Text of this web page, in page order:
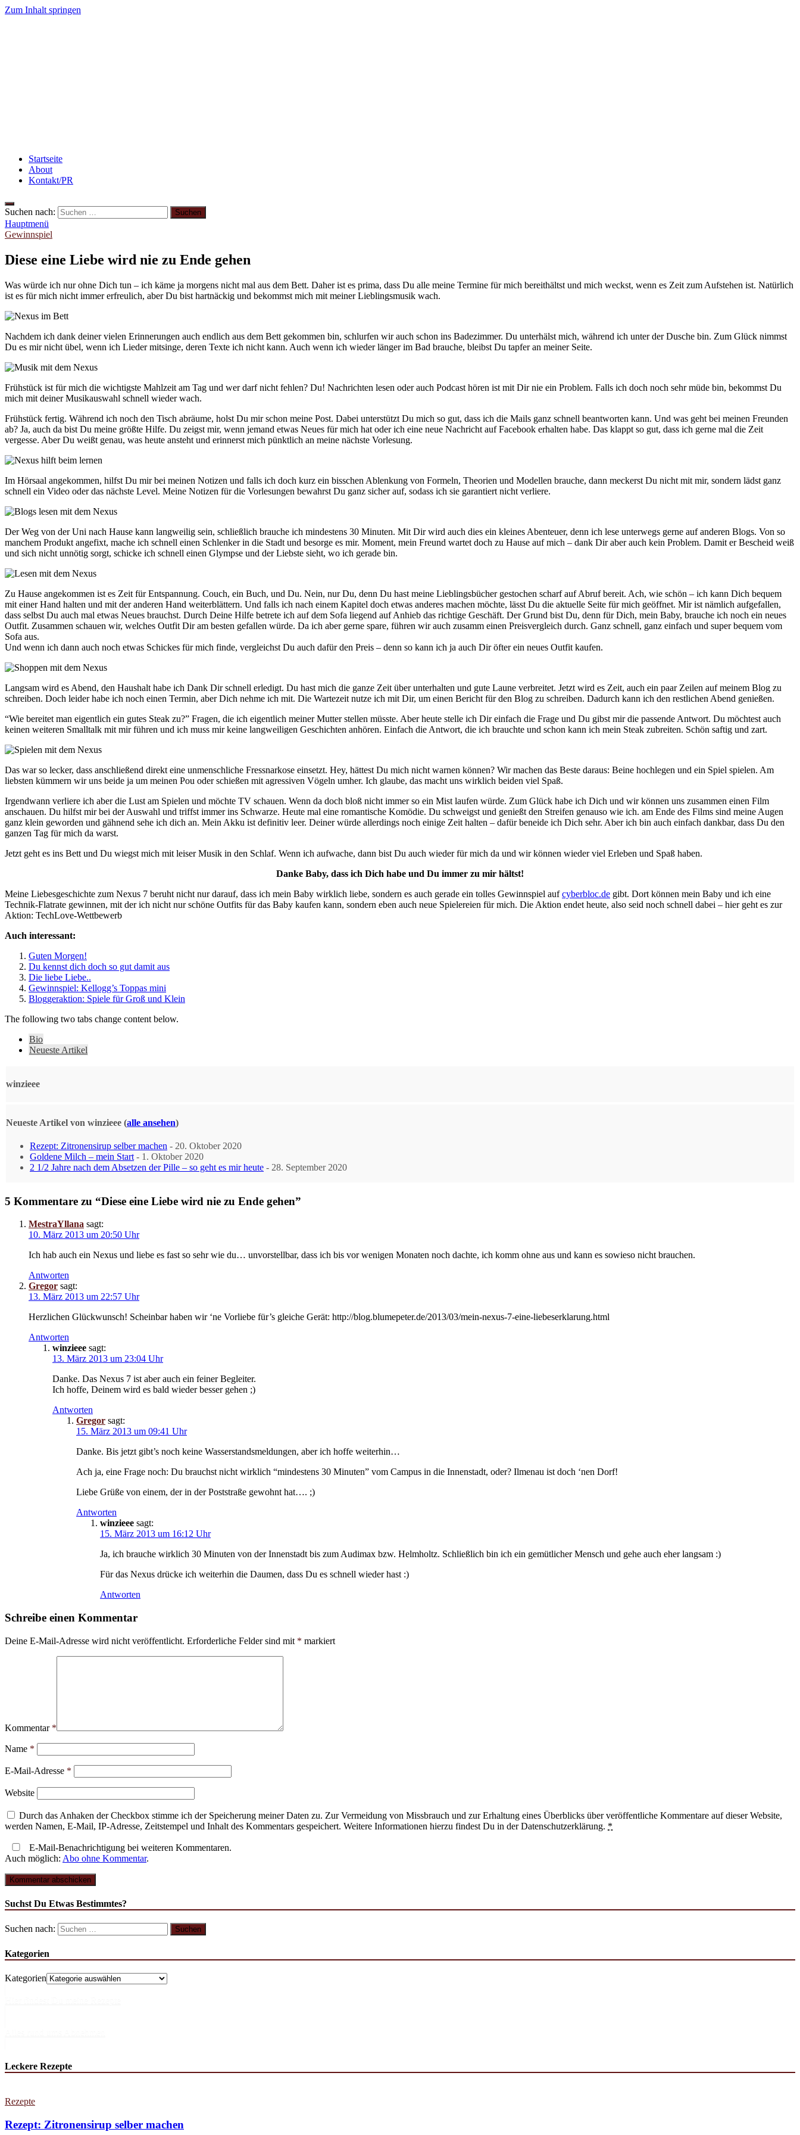
Zum Inhalt springen
Startseite
About
Kontakt/PR
Suchen nach:
Hauptmenü
Gewinnspiel
Diese eine Liebe wird nie zu Ende gehen
Was würde ich nur ohne Dich tun – ich käme ja morgens nicht mal aus dem Bett. Daher ist es prima, dass Du alle meine Termine für mich bereithältst und mich weckst, wenn es Zeit zum Aufstehen ist. Natürlich
ist es für mich nicht immer erfreulich, aber Du bist hartnäckig und bekommst mich mit meiner Lieblingsmusik wach.
Nachdem ich dank deiner vielen Erinnerungen auch endlich aus dem Bett gekommen bin, schlurfen wir auch schon ins Badezimmer. Du unterhälst mich, während ich unter der Dusche bin. Zum Glück nimmst
Du es mir nicht übel, wenn ich Lieder mitsinge, deren Texte ich nicht kann. Auch wenn ich wieder länger im Bad brauche, bleibst Du tapfer an meiner Seite.
Frühstück ist für mich die wichtigste Mahlzeit am Tag und wer darf nicht fehlen? Du! Nachrichten lesen oder auch Podcast hören ist mit Dir nie ein Problem. Falls ich doch noch sehr müde bin, bekommst Du
mich mit deiner Musikauswahl schnell wieder wach.
Frühstück fertig. Während ich noch den Tisch abräume, holst Du mir schon meine Post. Dabei unterstützt Du mich so gut, dass ich die Mails ganz schnell beantworten kann. Und was geht bei meinen Freunden
ab? Ja, auch da bist Du meine größte Hilfe. Du zeigst mir, wenn jemand etwas Neues für mich hat oder ich eine neue Nachricht auf Facebook erhalten habe. Das klappt so gut, dass ich gerne mal die Zeit
vergesse. Aber Du weißt genau, was heute ansteht und erinnerst mich pünktlich an meine nächste Vorlesung.
Im Hörsaal angekommen, hilfst Du mir bei meinen Notizen und falls ich doch kurz ein bisschen Ablenkung von Formeln, Theorien und Modellen brauche, dann meckerst Du nicht mit mir, sondern lädst ganz
schnell ein Video oder das nächste Level. Meine Notizen für die Vorlesungen bewahrst Du ganz sicher auf, sodass ich sie garantiert nicht verliere.
Der Weg von der Uni nach Hause kann langweilig sein, schließlich brauche ich mindestens 30 Minuten. Mit Dir wird auch dies ein kleines Abenteuer, denn ich lese unterwegs gerne auf anderen Blogs. Von so
manchem Produkt angefixt, mache ich schnell einen Schlenker in die Stadt und besorge es mir. Moment, mein Freund wartet doch zu Hause auf mich – dank Dir aber auch kein Problem. Damit er Bescheid weiß
und sich nicht unnötig sorgt, schicke ich schnell einen Glympse und der Liebste sieht, wo ich gerade bin.
Zu Hause angekommen ist es Zeit für Entspannung. Couch, ein Buch, und Du. Nein, nur Du, denn Du hast meine Lieblingsbücher gestochen scharf auf Abruf bereit. Ach, wie schön – ich kann Dich bequem
mit einer Hand halten und mit der anderen Hand weiterblättern. Und falls ich nach einem Kapitel doch etwas anderes machen möchte, lässt Du die aktuelle Seite für mich geöffnet. Mir ist nämlich aufgefallen,
dass selbst Du auch mal etwas Neues brauchst. Durch Deine Hilfe betrete ich auf dem Sofa liegend auf Anhieb das richtige Geschäft. Der Grund bist Du, denn für Dich, mein Baby, brauche ich noch ein neues
Outfit. Zusammen schauen wir, welches Outfit Dir am besten gefallen würde. Da ich aber gerne spare, führen wir auch zusamm einen Preisvergleich durch. Ganz schnell, ganz einfach und super bequem vom
Sofa aus.
Und wenn ich dann auch noch etwas Schickes für mich finde, vergleichst Du auch dafür den Preis – denn so kann ich ja auch Dir öfter ein neues Outfit kaufen.
Langsam wird es Abend, den Haushalt habe ich Dank Dir schnell erledigt. Du hast mich die ganze Zeit über unterhalten und gute Laune verbreitet. Jetzt wird es Zeit, auch ein paar Zeilen auf meinem Blog zu
schreiben. Doch leider habe ich noch einen Termin, aber Dich nehme ich mit. Die Wartezeit nutze ich mit Dir, um einen Bericht für den Blog zu schreiben. Dadurch kann ich den restlichen Abend genießen.
“Wie bereitet man eigentlich ein gutes Steak zu?” Fragen, die ich eigentlich meiner Mutter stellen müsste. Aber heute stelle ich Dir einfach die Frage und Du gibst mir die passende Antwort. Du möchtest auch
keinen weiteren Smalltalk mit mir führen und ich muss mir keine langweiligen Geschichten anhören. Einfach die Antwort, die ich brauchte und schon kann ich mein Steak zubreiten. Schön saftig und zart.
Das war so lecker, dass anschließend direkt eine unmenschliche Fressnarkose einsetzt. Hey, hättest Du mich nicht warnen können? Wir machen das Beste daraus: Beine hochlegen und ein Spiel spielen. Am
liebsten kümmern wir uns beide ja um meinen Pou oder schießen mit agressiven Vögeln umher. Ich glaube, das macht uns wirklich beiden viel Spaß.
Irgendwann verliere ich aber die Lust am Spielen und möchte TV schauen. Wenn da doch bloß nicht immer so ein Mist laufen würde. Zum Glück habe ich Dich und wir können uns zusammen einen Film
anschauen. Du hilfst mir bei der Auswahl und triffst immer ins Schwarze. Heute mal eine romantische Komödie. Du schweigst und genießt den Streifen genauso wie ich. am Ende des Films sind meine Augen
ganz klein geworden und gähnend sehe ich dich an. Mein Akku ist definitiv leer. Deiner würde allerdings noch einige Zeit halten – dafür beneide ich Dich sehr. Aber ich bin auch einfach dankbar, dass Du den
ganzen Tag für mich da warst.
Jetzt geht es ins Bett und Du wiegst mich mit leiser Musik in den Schlaf. Wenn ich aufwache, dann bist Du auch wieder für mich da und wir können wieder viel Erleben und Spaß haben.
Danke Baby, dass ich Dich habe und Du immer zu mir hältst!
Meine Liebesgeschichte zum Nexus 7 beruht nicht nur darauf, dass ich mein Baby wirklich liebe, sondern es auch gerade ein tolles Gewinnspiel aufcyberbloc.de gibt. Dort können mein Baby und ich eine
Technik-Flatrate gewinnen, mit der ich nicht nur schöne Outfits für das Baby kaufen kann, sondern eben auch neue Spielereien für mich. Die Aktion endet heute, also seid noch schnell dabei – hier geht es zur
Aktion: TechLove-Wettbewerb
Auch interessant:
Guten Morgen!
Du kennst dich doch so gut damit aus
Die liebe Liebe..
Gewinnspiel: Kellogg’s Toppas mini
Bloggeraktion: Spiele für Groß und Klein
The following two tabs change content below.
Bio
Neueste Artikel
winzieee
Neueste Artikel von winzieee (alle ansehen)
Rezept: Zitronensirup selber machen - 20. Oktober 2020
Goldene Milch – mein Start - 1. Oktober 2020
2 1/2 Jahre nach dem Absetzen der Pille – so geht es mir heute - 28. September 2020
5 Kommentare zu “Diese eine Liebe wird nie zu Ende gehen”
MestraYllana sagt:
10. März 2013 um 20:50 Uhr
Ich hab auch ein Nexus und liebe es fast so sehr wie du… unvorstellbar, dass ich bis vor wenigen Monaten noch dachte, ich komm ohne aus und kann es sowieso nicht brauchen.
Antworten
Gregor sagt:
13. März 2013 um 22:57 Uhr
Herzlichen Glückwunsch! Scheinbar haben wir ‘ne Vorliebe für’s gleiche Gerät: http://blog.blumepeter.de/2013/03/mein-nexus-7-eine-liebeserklarung.html
Antworten
winzieee sagt:
13. März 2013 um 23:04 Uhr
Danke. Das Nexus 7 ist aber auch ein feiner Begleiter.
Ich hoffe, Deinem wird es bald wieder besser gehen ;)
Antworten
Gregor sagt:
15. März 2013 um 09:41 Uhr
Danke. Bis jetzt gibt’s noch keine Wasserstandsmeldungen, aber ich hoffe weiterhin…
Ach ja, eine Frage noch: Du brauchst nicht wirklich “mindestens 30 Minuten” vom Campus in die Innenstadt, oder? Ilmenau ist doch ‘nen Dorf!
Liebe Grüße von einem, der in der Poststraße gewohnt hat…. ;)
Antworten
winzieee sagt:
15. März 2013 um 16:12 Uhr
Ja, ich brauche wirklich 30 Minuten von der Innenstadt bis zum Audimax bzw. Helmholtz. Schließlich bin ich ein gemütlicher Mensch und gehe auch eher langsam :)
Für das Nexus drücke ich weiterhin die Daumen, dass Du es schnell wieder hast :)
Antworten
Schreibe einen Kommentar
Deine E-Mail-Adresse wird nicht veröffentlicht. Erforderliche Felder sind mit * markiert
Kommentar *
Name *
E-Mail-Adresse *
Website
Durch das Anhaken der Checkbox stimme ich der Speicherung meiner Daten zu. Zur Vermeidung von Missbrauch und zur Erhaltung eines Überblicks über veröffentliche Kommentare auf dieser Website,
werden Namen, E-Mail, IP-Adresse, Zeitstempel und Inhalt des Kommentars gespeichert. Weitere Informationen hierzu findest Du in der Datenschutzerklärung. *
E-Mail-Benachrichtigung bei weiteren Kommentaren.
Auch möglich: Abo ohne Kommentar.
Suchst Du Etwas Bestimmtes?
Suchen nach:
Kategorien
Kategorien
Leckere Rezepte
Rezepte
Rezept: Zitronensirup selber machen